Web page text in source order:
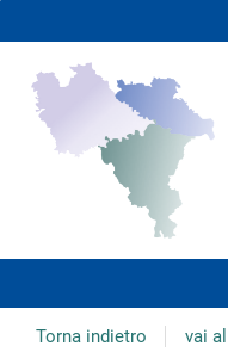
Torna indietro vai